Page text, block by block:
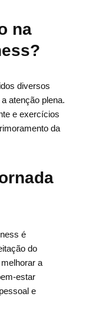
na
diversos
atenção plena.
e exercícios
da
é
do
a
estar
e